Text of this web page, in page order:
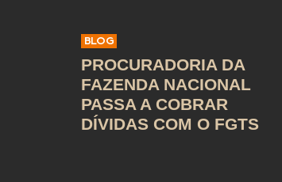
BLOG
PROCURADORIA DA
FAZENDA NACIONAL
PASSA A COBRAR
DÍVIDAS COM O FGTS